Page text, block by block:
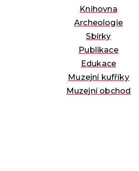
Knihovna
Archeologie
Sbírky
Publikace
Edukace
Muzejní kufříky
Muzejní obchod